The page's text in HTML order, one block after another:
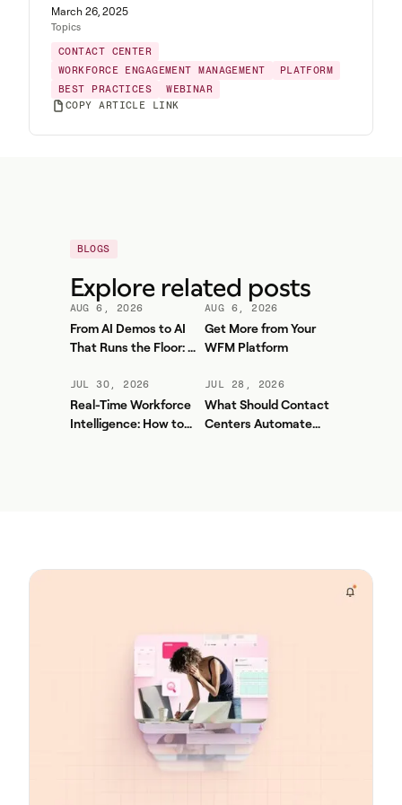
March 26, 2025
Topics
CONTACT CENTER
WORKFORCE ENGAGEMENT MANAGEMENT
PLATFORM
BEST PRACTICES
WEBINAR
COPY ARTICLE LINK
BLOGS
Explore related posts
AUG 6, 2026
From AI Demos to AI
That Runs the Floor: A
Playbook for Contact
Center AI + WFM
AUG 6, 2026
Get More from Your
WFM Platform
JUL 30, 2026
Real-Time Workforce
Intelligence: How to
JUL 28, 2026
What Should Contact
Centers Automate